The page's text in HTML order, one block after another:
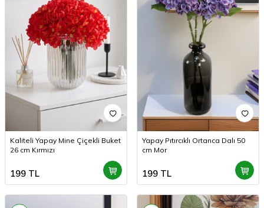
Kaliteli Yapay Mine Çiçekli Buket
26 cm Kırmızı
199 TL
Yapay Pıtırcıklı Ortanca Dalı 50
cm Mor
199 TL